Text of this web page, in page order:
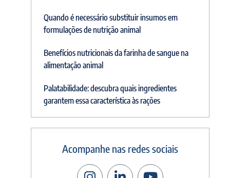
Quando é necessário substituir insumos em
formulações de nutrição animal
Benefícios nutricionais da farinha de sangue na
alimentação animal
Palatabilidade: descubra quais ingredientes
garantem essa característica às rações
Acompanhe nas redes sociais